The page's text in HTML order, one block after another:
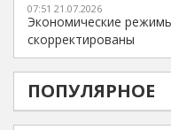
07:51 21.07.2026
Экономические
скорректированы
ПОПУЛЯРНОЕ